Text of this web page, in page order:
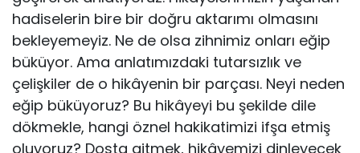
hadiselerin bire bir doğru aktarımı olmasını
bekleyemeyiz. Ne de olsa zihnimiz onları eğip
büküyor. Ama anlatımızdaki tutarsızlık ve
çelişkiler de o hikâyenin bir parçası. Neyi neden
eğip büküyoruz? Bu hikâyeyi bu şekilde dile
dökmekle, hangi öznel hakikatimizi ifşa etmiş
oluyoruz? Dosta gitmek, hikâyemizi dinleyecek